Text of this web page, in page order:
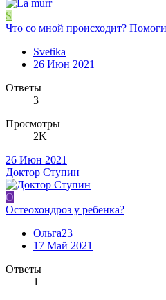
S
Что со мной происходит?
Svetika
26 Июн 2021
Ответы
3
Просмотры
2K
26 Июн 2021
Доктор Ступин
О
Остеохондроз у ребенка?
Ольга23
17 Май 2021
Ответы
1